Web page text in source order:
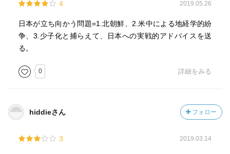
4 2019.05.26
日本が立ち向かう問題=1.北朝鮮、2.米中による地経学的紛
争、3.少子化と捕らえて、日本への実戦的アドバイスを送
る。
0 詳細をみる
hiddieさん フォロー
3 2019.03.14